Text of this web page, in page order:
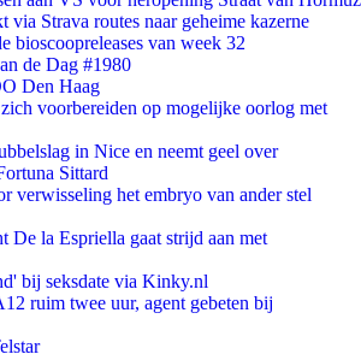
via Strava routes naar geheime kazerne
bioscoopreleases van week 32
de Dag #1980
Den Haag
voorbereiden op mogelijke oorlog met
in Nice en neemt geel over
Sittard
verwisseling het embryo van ander stel
De la Espriella gaat strijd aan met
bij seksdate via Kinky.nl
ruim twee uur, agent gebeten bij